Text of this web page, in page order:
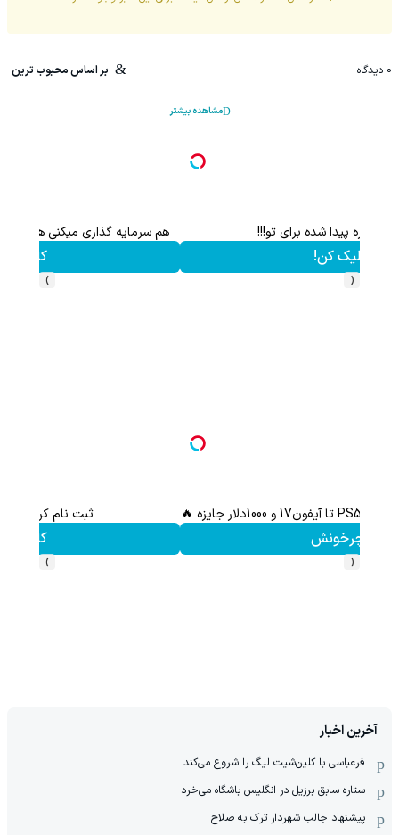
0 دیدگاه بر اساس محبوب ترین
مشاهده بیشتر
هم سرمایه گذاری میکنی هم نقره هدیه میگیری ؛ثبت نام کن
‹
›
ثبت نام کن؛خرید کن؛نقره ببر
‹
›
آخرین اخبار
فرعباسی با کلین‌شیت لیگ را شروع می‌کند
ستاره سابق برزیل در انگلیس باشگاه می‌خرد
پیشنهاد جالب شهردار ترک به صلاح